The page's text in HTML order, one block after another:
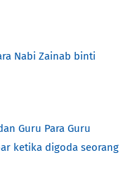
Nabi Zainab binti
Guru Para Guru
ketika digoda seorang